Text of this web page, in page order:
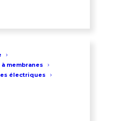
membranes
électriques
UNE
?